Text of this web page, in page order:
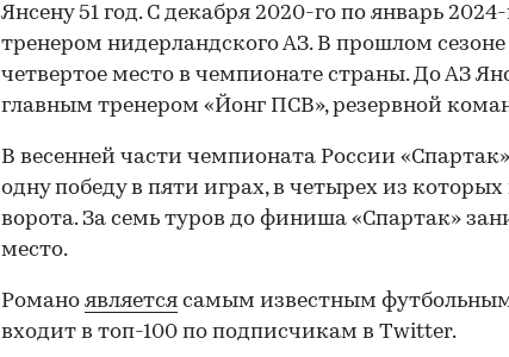
Янсену 51 год. С декабря 2020-го по январь
тренером нидерландского АЗ. В прошлом
четвертое место в чемпионате страны. До АЗ
главным тренером «Йонг ПСВ», резервной
В весенней части чемпионата России
одну победу в пяти играх, в четырех из
ворота. За семь туров до финиша «Спартак»
место.
Романо является самым известным
входит в топ-100 по подписчикам в Twitter.